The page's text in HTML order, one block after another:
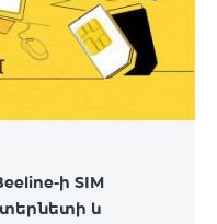
200ՄԲ» փաթեթը
և հունիսի 23-ից
ինտերնետ
ի SIM
և